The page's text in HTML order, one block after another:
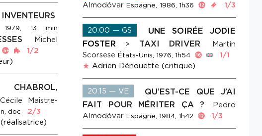
1979, 13 min
Michel
1/2
CHABROL,
Cécile Maistre-
doc
2/3
Almodóvar Espagne, 1986, 1h36 1/3
20:00 — GS
UNE SOIRÉE JODIE
FOSTER
> TAXI DRIVER
Martin
Scorsese États-Unis, 1976, 1h54
1/1
Adrien Dénouette (critique)
20:15 — VE
QU’EST-CE QUE J’AI
FAIT POUR MÉRITER ÇA ?
Pedro
Almodóvar Espagne, 1984, 1h42 1/3